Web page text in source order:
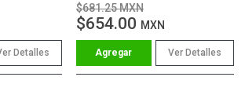
Detalles
$681.25 MXN
$654.00 MXN
Ver Detalles